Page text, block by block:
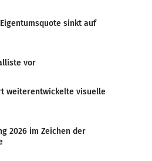
sinkt auf
vor
weiterentwickelte visuelle
2026 im Zeichen der